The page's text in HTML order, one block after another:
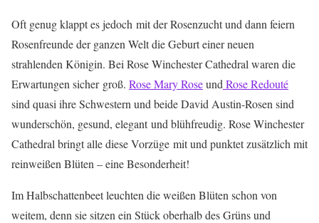
Oft genug klappt es jedoch mit der Rosenzucht und dann feiern
Rosenfreunde der ganzen Welt die Geburt einer neuen
strahlenden Königin. Bei Rose Winchester Cathedral waren die
Erwartungen sicher groß. Rose Mary Roseund Rose Redouté
sind quasi ihre Schwestern und beide David Austin-Rosen sind
wunderschön, gesund, elegant und blühfreudig. Rose Winchester
Cathedral bringt alle diese Vorzüge mit und punktet zusätzlich mit
reinweißen Blüten – eine Besonderheit!
Im Halbschattenbeet leuchten die weißen Blüten schon von
weitem, denn sie sitzen ein Stück oberhalb des Grüns und